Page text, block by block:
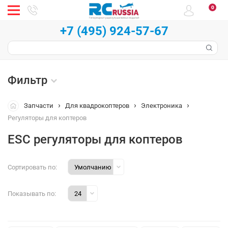
0
+7 (495) 924-57-67
Фильтр
Запчасти Для квадрокоптеров
Электроника
Регуляторы для коптеров
ESC регуляторы для коптеров
Сортировать по:
Показывать по: